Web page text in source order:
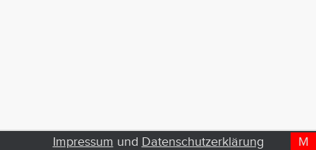
D
T
M
Impressum und Datenschutzerklärung